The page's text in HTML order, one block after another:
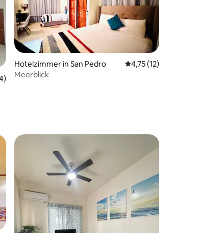
Bewertung: 5 von 5, 4 Bewertungen
Hotelzimmer in San Pedro Durchschnittliche
4,75 (12)
Meerblick